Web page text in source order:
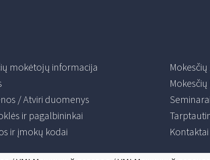
mokėtojų informacija
/ Atviri duomenys
ir pagalbininkai
ir įmokų kodai
Seminarai